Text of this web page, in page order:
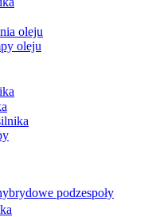
oleju
oleju
podzespoły